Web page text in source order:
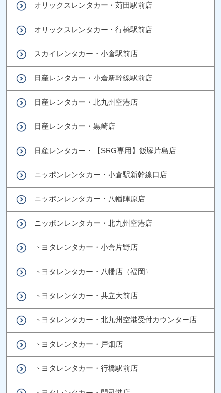
オリックスレンタカー・苅田駅前店
オリックスレンタカー・行橋駅前店
スカイレンタカー・小倉駅前店
日産レンタカー・小倉新幹線駅前店
日産レンタカー・北九州空港店
日産レンタカー・黒崎店
日産レンタカー・【SRG専用】飯塚片島店
ニッポンレンタカー・小倉駅新幹線口店
ニッポンレンタカー・八幡陣原店
ニッポンレンタカー・北九州空港店
トヨタレンタカー・小倉片野店
トヨタレンタカー・八幡店（福岡）
トヨタレンタカー・共立大前店
トヨタレンタカー・北九州空港受付カウンター店
トヨタレンタカー・戸畑店
トヨタレンタカー・行橋駅前店